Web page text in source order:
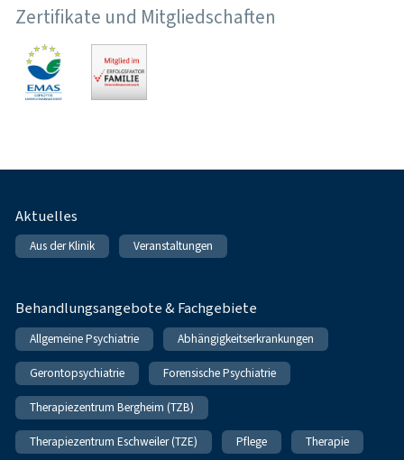
Zertifikate und Mitgliedschaften
Fußnavigation
Aktuelles
Aus der Klinik Veranstaltungen
Behandlungsangebote & Fachgebiete
Allgemeine Psychiatrie Abhängigkeitserkrankungen
Gerontopsychiatrie Forensische Psychiatrie
Therapiezentrum Bergheim (TZB)
Therapiezentrum Eschweiler (TZE) Pflege Therapie